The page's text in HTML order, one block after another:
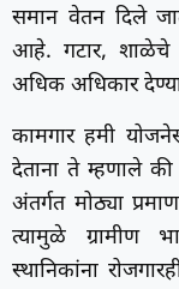
समान वेतन दिले
आहे. गटार, शाळेचे
अधिक अधिकार
कामगार हमी
देताना ते म्हणाले
अंतर्गत मोठ्या
त्यामुळे ग्रामीण
स्थानिकांना